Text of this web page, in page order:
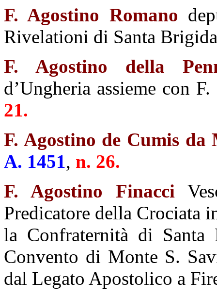
F. Agostino Romano
Rivelationi di Santa
F. Agostino della
d’Ungheria assieme con
21.
F. Agostino de Cumis da
A. 1451, n. 26.
F. Agostino Finacci
Predicatore della Crociata
la Confraternità di Santa
Convento di Monte S.
dal Legato Apostolico a